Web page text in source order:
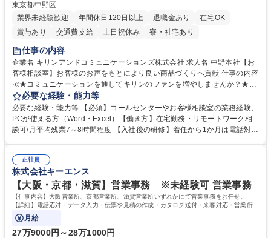
東京都中野区
業界未経験歓迎
年間休日120日以上 退職金あり
在宅OK
賞与あり
交通費支給 土日祝休み 寮・社宅あり
仕事の内容
企業名 キリンアンドコミュニケーションズ株式会社 求人名 中野本社【お
客様相談室】お客様のお声をもとにより良い商品づくりへ貢献 仕事の内容
≪★コミュニケーションを通してキリンのファンを増やしませんか？★≫
お客様のお声をより良い商品づくりに活かしていく上で、窓口となるお客
様相談室でのお仕事です。 日々お客様からいただくキリングループへのご
意見を、企業活動に活かしています。お客様からの声に迅速かつ誠意をも
って対応、情報提供するとともにグループ内活動に反映しています。 【具
平均100件前後■メール・手紙：同上40件前後 募集職種 中野本社【お客様
相談室】お客様のお声をもとにより良い商品づくりへ貢献
必要な経験・能力等
必要な経験・能力等 【必須】コールセンターやお客様相談室の業務経験、
PCが使える方（Word・Excel）【働き方】在宅勤務・リモートワーク相
談可/月平均残業7～8時間程度 【入社後の研修】着任から1か月は電話対応
すのでご安心ください。 【当社について】キリングループの広報機能を担
う会社として、お客様との出会いを大切にし、磨き上げたホスピタリティ
を込めてコミュニケーションをとりながら広報関連業務を行っておりま
す。 学歴・資格 学歴：大学院 大学 高専 短大 専修学校 高校 語学力： 資
格：
正社員
株式会社キーエンス
【大阪・京都・滋賀】営業事務 ※未経験可 営業事務
【仕事内容】大阪営業所、京都営業所、滋賀営業所いずれかにて営業事務をお任せ。
【詳細】電話応対・データ入力・伝票や見積の作成・カタログ送付・来客対応・営業所内
で発生する事務業務や業務改善をお任せ。
月給
27万9000円～28万1000円